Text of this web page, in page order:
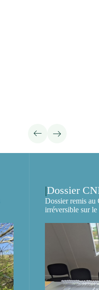
Dossier
Dossier remis
irréversible sur